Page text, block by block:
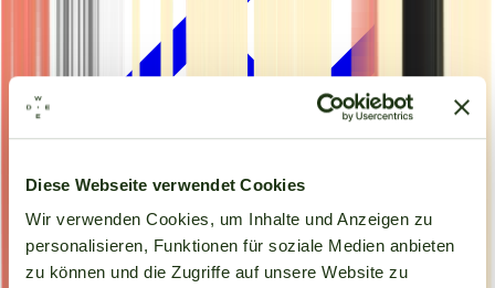
Diese Webseite verwendet Cookies
Wir verwenden Cookies, um Inhalte und Anzeigen zu
personalisieren, Funktionen für soziale Medien anbieten
zu können und die Zugriffe auf unsere Website zu